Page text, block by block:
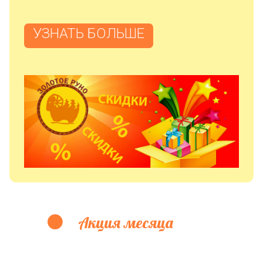
УЗНАТЬ БОЛЬШЕ
Акция месяца